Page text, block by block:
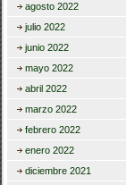
agosto 2022
julio 2022
junio 2022
mayo 2022
abril 2022
marzo 2022
febrero 2022
enero 2022
diciembre 2021